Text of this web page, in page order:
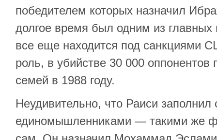
победителем которых назначил
долгое время был одним из
все еще находится под санкциями
роль, в убийстве 30 000 оппонентов
семей в 1988 году.
Неудивительно, что Раиси заполнил
единомышленниками — такими же